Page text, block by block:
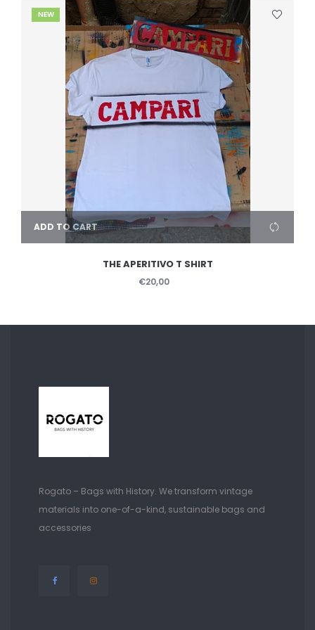
NEW
ADD TO CART
THE APERITIVO T SHIRT
€20,00
Rogato – Bags with History. We transform vintage
materials into one-of-a-kind, sustainable bags and
accessories